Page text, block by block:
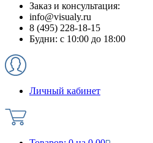
Заказ и консультация:
info@visualy.ru
8 (495) 228-18-15
Будни: с 10:00 до 18:00
Личный кабинет